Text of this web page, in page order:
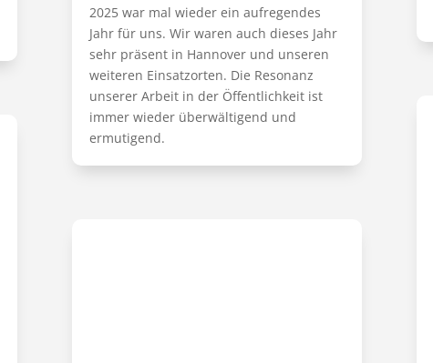
2025 war mal wieder ein aufregendes
Jahr für uns. Wir waren auch dieses Jahr
sehr präsent in Hannover und unseren
weiteren Einsatzorten. Die Resonanz
unserer Arbeit in der Öffentlichkeit ist
immer wieder überwältigend und
ermutigend.